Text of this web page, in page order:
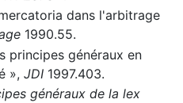
dans l'arbitrage
1990.55.
principes généraux en
», JDI1997.403.
généraux de la lex